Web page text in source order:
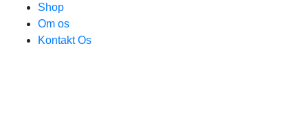
Shop
Om os
Kontakt Os